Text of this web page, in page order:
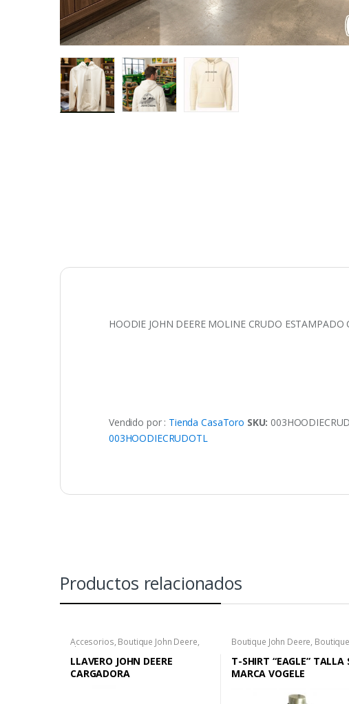
HOODIE JOHN DEERE MOLINE CRUDO ESTAMPADO
Vendido por : Tienda CasaToro SKU:
003HOODIECRUDOTL
Productos relacionados
Accesorios, Boutique John Deere,
Llaveros
LLAVERO JOHN DEERE
CARGADORA
Boutique John Deere,
, Camisetas H
T-SHIRT “EAGLE” TALLA
MARCA VOGELE